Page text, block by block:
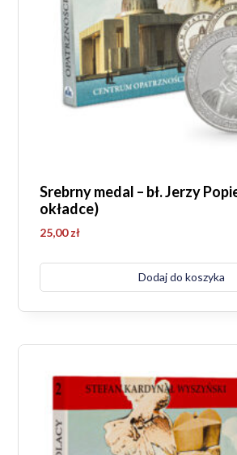
Srebrny medal – bł. Jerzy
okładce)
25,00zł
Dodaj do koszyka